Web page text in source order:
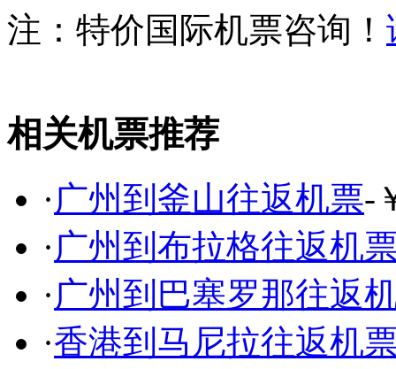
注：特价国际机票咨询！
相关机票推荐
·广州到釜山往返机票-
·广州到布拉格往返机
·广州到巴塞罗那往返
·香港到马尼拉往返机